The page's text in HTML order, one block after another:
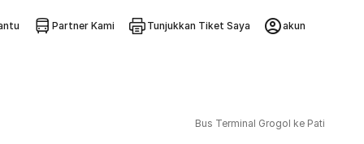
Partner Kami Tunjukkan Tiket Saya akun
Bus Terminal Grogol ke Pati